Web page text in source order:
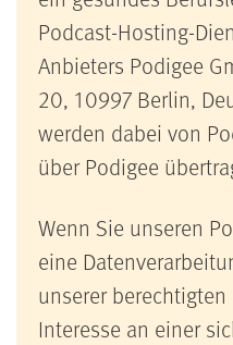
Podcast-Hosting-
Anbieters Podigee
20, 10997 Berlin,
werden dabei von
über Podigee
Wenn Sie unseren
eine
unserer
Interesse an einer